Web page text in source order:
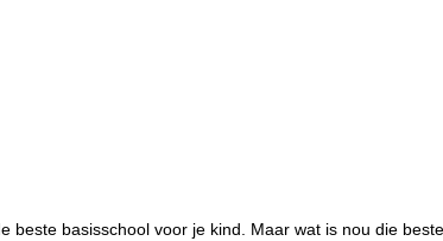
beste basisschool voor je kind. Maar wat is nou die beste